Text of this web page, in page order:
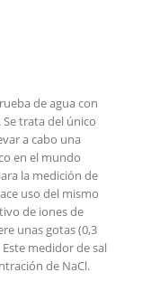
de agua con
trata del único
a cabo una
en el mundo
la medición de
uso del mismo
de iones de
unas gotas (0,3
medidor de sal
de NaCl.